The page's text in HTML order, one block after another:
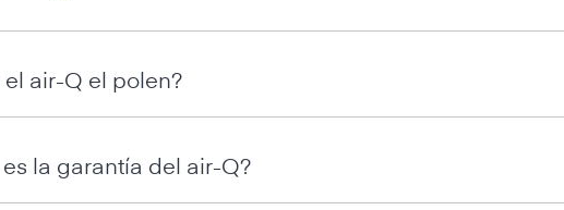
el air-Q el polen?
es la garantía del air-Q?